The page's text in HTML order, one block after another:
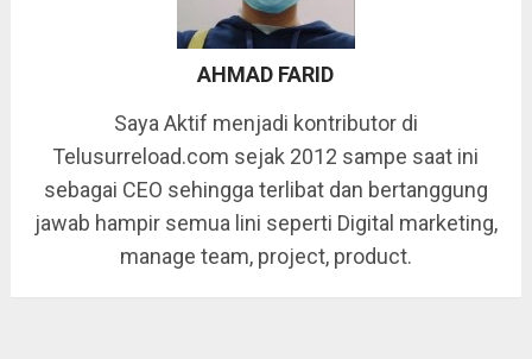
AHMAD FARID
Saya Aktif menjadi kontributor di
Telusurreload.com sejak 2012 sampe saat ini
sebagai CEO sehingga terlibat dan bertanggung
jawab hampir semua lini seperti Digital marketing,
manage team, project, product.